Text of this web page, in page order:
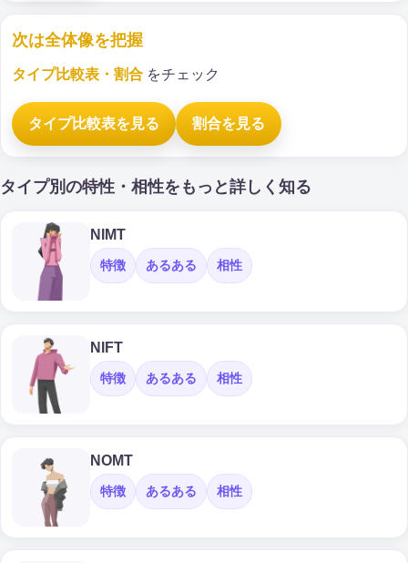
次は全体像を把握
タイプ比較表・割合 をチェック
タイプ比較表を見る 割合を見る
タイプ別の特性・相性をもっと詳しく知る
NIMT
特徴 あるある 相性
NIFT
特徴 あるある 相性
NOMT
特徴 あるある 相性